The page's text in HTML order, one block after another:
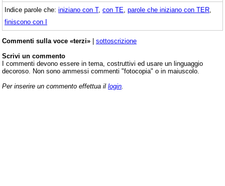
Indice parole che: iniziano con T, con TE parole che iniziano con TER
finiscono con I
Commenti sulla voce «terzi» | sottoscrizione
Scrivi un commento
I commenti devono essere in tema, costruttivi ed usare un linguaggio
decoroso. Non sono ammessi commenti "fotocopia" o in maiuscolo.
Per inserire un commento effettua il login